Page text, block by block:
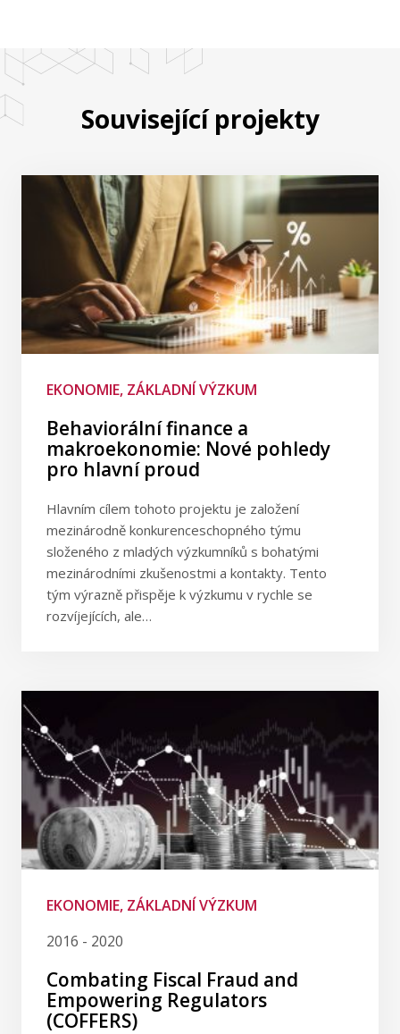
Související projekty
EKONOMIE, ZÁKLADNÍ VÝZKUM
Behaviorální finance a
makroekonomie: Nové pohledy
pro hlavní proud
Hlavním cílem tohoto projektu je založení
mezinárodně konkurenceschopného týmu
složeného z mladých výzkumníků s bohatými
mezinárodními zkušenostmi a kontakty. Tento
tým výrazně přispěje k výzkumu v rychle se
rozvíjejících, ale…
EKONOMIE, ZÁKLADNÍ VÝZKUM
2016 - 2020
Combating Fiscal Fraud and
Empowering Regulators
(COFFERS)